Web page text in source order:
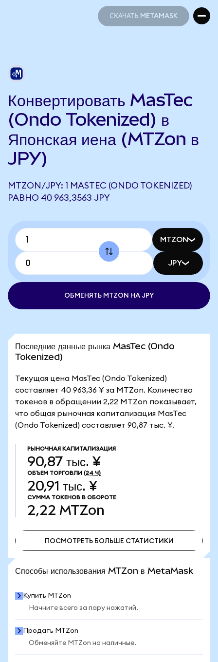
СКАЧАТЬ METAMASK
Конвертировать MasTec
(Ondo Tokenized) в
Японская иена (MTZon в
JPY)
MTZON/JPY: 1 MASTEC (ONDO TOKENIZED)
РАВНО 40 963,3563 JPY
MTZON
JPY
ОБМЕНЯТЬ MTZON НА JPY
Последние данные рынка MasTec (Ondo
Tokenized)
Текущая цена MasTec (Ondo Tokenized)
составляет 40 963,36 ¥ за MTZon. Количество
токенов в обращении 2,22 MTZon показывает,
что общая рыночная капитализация MasTec
(Ondo Tokenized) составляет 90,87 тыс. ¥.
РЫНОЧНАЯ КАПИТАЛИЗАЦИЯ
90,87 тыс. ¥
ОБЪЕМ ТОРГОВЛИ (24 Ч)
20,91 тыс. ¥
СУММА ТОКЕНОВ В ОБОРОТЕ
2,22 MTZon
ПОСМОТРЕТЬ БОЛЬШЕ СТАТИСТИКИ
Способы использования MTZon в MetaMask
Купить MTZon
Начните всего за пару нажатий.
Продать MTZon
Обменяйте MTZon на наличные.